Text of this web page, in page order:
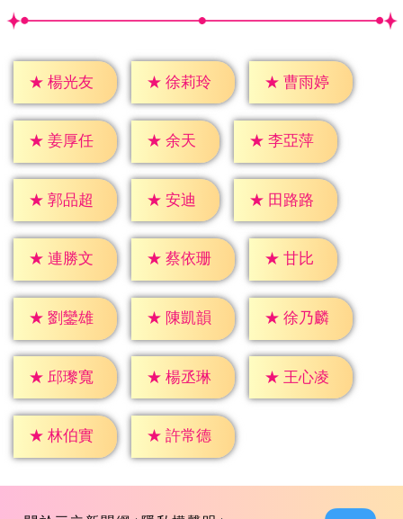
★ 楊光友 ★ 徐莉玲 ★ 曹雨婷
★ 姜厚任 ★ 余天 ★ 李亞萍
★ 郭品超 ★ 安迪 ★ 田路路
★ 連勝文 ★ 蔡依珊 ★ 甘比
★ 劉鑾雄 ★ 陳凱韻 ★ 徐乃麟
★ 邱瓈寬 ★ 楊丞琳 ★ 王心凌
★ 林伯實 ★ 許常德